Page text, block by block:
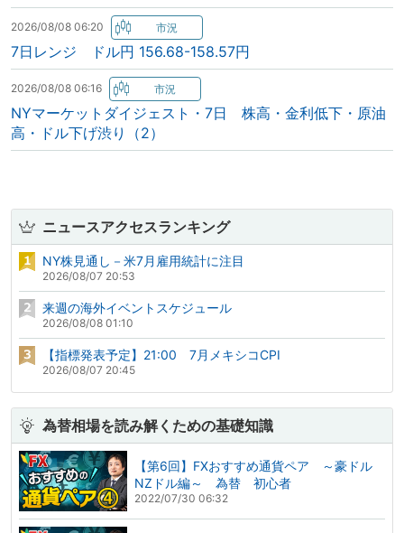
2026/08/08 06:20
7日レンジ ドル円 156.68-158.57円
2026/08/08 06:16
NYマーケットダイジェスト・7日 株高・金利低下・原油
高・ドル下げ渋り（2）
ニュースアクセスランキング
NY株見通し－米7月雇用統計に注目
2026/08/07 20:53
来週の海外イベントスケジュール
2026/08/08 01:10
【指標発表予定】21:00 7月メキシコCPI
2026/08/07 20:45
為替相場を読み解くための基礎知識
【第6回】FXおすすめ通貨ペア ～豪ドル
NZドル編～ 為替 初心者
2022/07/30 06:32